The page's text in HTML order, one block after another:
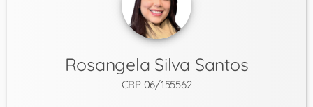
Rosangela Silva Santos
CRP 06/155562